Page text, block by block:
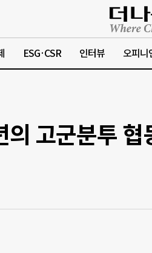
ESG·CSR 인터뷰 오피니
고군분투 협